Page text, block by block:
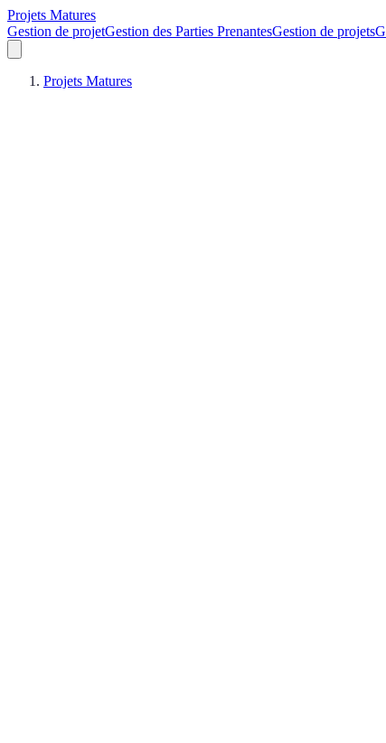
Projets Matures
Gestion de projetGestion des Parties PrenantesGestion de projets
Projets Matures